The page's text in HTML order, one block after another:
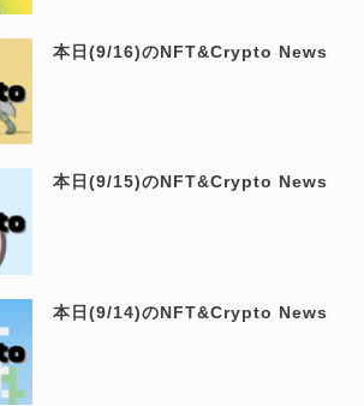
本日(9/16)のNFT&Crypto News
本日(9/15)のNFT&Crypto News
本日(9/14)のNFT&Crypto News